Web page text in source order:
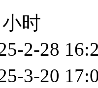
时
2-28
3-20